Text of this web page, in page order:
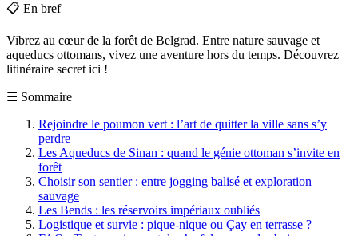
📋 En bref
Vibrez au cœur de la forêt de Belgrad. Entre nature sauvage et
aqueducs ottomans, vivez une aventure hors du temps. Découvrez
litinéraire secret ici !
☰ Sommaire
Rejoindre le poumon vert : l’art de quitter la ville sans s’y
perdre
Les Aqueducs de Sinan : quand le génie ottoman s’invite en
forêt
Choisir son sentier : entre jogging balisé et exploration
sauvage
Les Bends : les réservoirs impériaux oubliés
Logistique et survie : pique-nique ou Çay en terrasse ?